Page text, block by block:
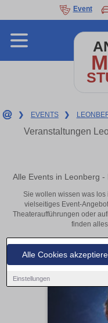
Alle Cookies
Einstellungen
Event
❯ EVENTS ❯
Veranstaltungen
Alle Events in Leonberg
Sie wollen wissen was
vielseitiges Event-
Theateraufführungen oder
finden